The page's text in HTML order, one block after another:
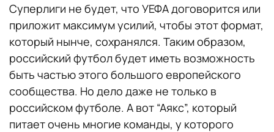
Суперлиги не будет, что УЕФА договорится или
приложит максимум усилий, чтобы этот формат,
который нынче, сохранялся. Таким образом,
российский футбол будет иметь возможность
быть частью этого большого европейского
сообщества. Но дело даже не только в
российском футболе. А вот “Аякс”, который
питает очень многие команды, у которого